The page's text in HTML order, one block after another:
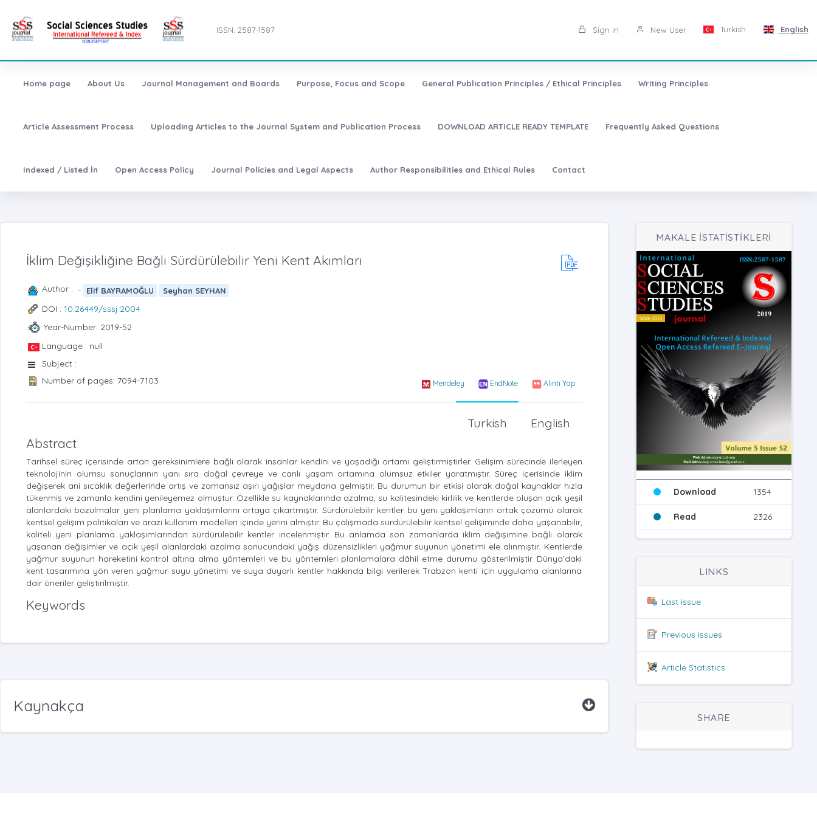
ISSN: 2587-1587 Sign in New User Turkish English
Home page About Us Journal Management and Boards Purpose, Focus and Scope General Publication Principles / Ethical Principles Writing Principles
Article Assessment Process Uploading Articles to the Journal System and Publication Process DOWNLOAD ARTICLE READY TEMPLATE Frequently Asked Questions
Indexed / Listed İn Open Access Policy Journal Policies and Legal Aspects Author Responsibilities and Ethical Rules Contact
İklim Değişikliğine Bağlı Sürdürülebilir Yeni Kent Akımları
Author : - Elif BAYRAMOĞLU Seyhan SEYHAN
DOI : 10.26449/sssj.2004
Year-Number: 2019-52
Language : null
Subject :
Number of pages: 7094-7103
Mendeley EndNote Alıntı Yap
English
Turkish
Abstract
Tarihsel süreç içerisinde artan gereksinimlere bağlı olarak insanlar kendini ve yaşadığı ortamı geliştirmiştirler. Gelişim sürecinde ilerleyen
teknolojinin olumsu sonuçlarının yanı sıra doğal çevreye ve canlı yaşam ortamına olumsuz etkiler yaratmıştır. Süreç içerisinde iklim
değişerek ani sıcaklık değerlerinde artış ve zamansız aşırı yağışlar meydana gelmiştir. Bu durumun bir etkisi olarak doğal kaynaklar hızla
tükenmiş ve zamanla kendini yenileyemez olmuştur. Özellikle su kaynaklarında azalma, su kalitesindeki kirlilik ve kentlerde oluşan açık yeşil
alanlardaki bozulmalar yeni planlama yaklaşımlarını ortaya çıkartmıştır. Sürdürülebilir kentler bu yeni yaklaşımların ortak çözümü olarak
kentsel gelişim politikaları ve arazi kullanım modelleri içinde yerini almıştır. Bu çalışmada sürdürülebilir kentsel gelişiminde daha yaşanabilir,
kaliteli yeni planlama yaklaşımlarından sürdürülebilir kentler incelenmiştir. Bu anlamda son zamanlarda iklim değişimine bağlı olarak
yaşanan değişimler ve açık yeşil alanlardaki azalma sonucundaki yağış düzensizlikleri yağmur suyunun yönetimi ele alınmıştır. Kentlerde
yağmur suyunun hareketini kontrol altına alma yöntemleri ve bu yöntemleri planlamalara dâhil etme durumu gösterilmiştir. Dünya’daki
kent tasarımına yön veren yağmur suyu yönetimi ve suya duyarlı kentler hakkında bilgi verilerek Trabzon kenti için uygulama alanlarına
dair öneriler geliştirilmiştir.
Keywords
Kaynakça
MAKALE İSTATİSTİKLERİ
Download 1354
Read 2326
LINKS
Last issue
Previous issues
Article Statistics
SHARE